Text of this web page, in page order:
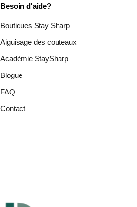
Besoin d'aide?
Boutiques Stay Sharp
Aiguisage des couteaux
Académie StaySharp
Blogue
FAQ
Contact